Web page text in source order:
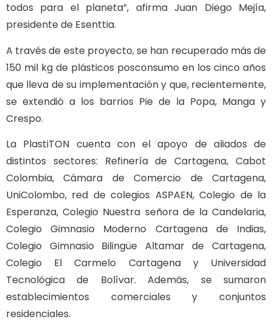
todos para el planeta”, afirma Juan Diego Mejía,
presidente de Esenttia.
A través de este proyecto, se han recuperado más de
150 mil kg de plásticos posconsumo en los cinco años
que lleva de su implementación y que, recientemente,
se extendió a los barrios Pie de la Popa, Manga y
Crespo.
La PlastiTON cuenta con el apoyo de aliados de
distintos sectores: Refinería de Cartagena, Cabot
Colombia, Cámara de Comercio de Cartagena,
UniColombo, red de colegios ASPAEN, Colegio de la
Esperanza, Colegio Nuestra señora de la Candelaria,
Colegio Gimnasio Moderno Cartagena de Indias,
Colegio Gimnasio Bilingüe Altamar de Cartagena,
Colegio El Carmelo Cartagena y Universidad
Tecnológica de Bolívar. Además, se sumaron
establecimientos comerciales y conjuntos
residenciales.